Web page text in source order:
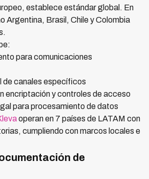
establece estándar global. En
Argentina, Brasil, Chile y Colombia
para comunicaciones
de canales específicos
encriptación y controles de acceso
para procesamiento de datos
operan en 7 países de LATAM con
cumpliendo con marcos locales e
de